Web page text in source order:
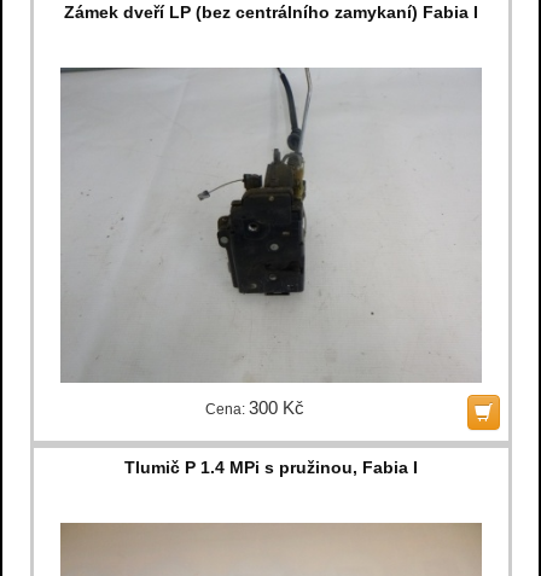
Zámek dveří LP (bez centrálního zamykaní) Fabia I
Cena: 300 Kč
Tlumič P 1.4 MPi s pružinou, Fabia I